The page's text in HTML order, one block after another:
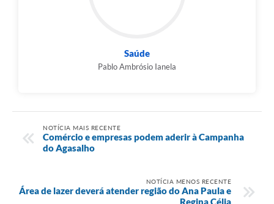
Saúde
Pablo Ambrósio Ianela
NOTÍCIA MAIS RECENTE
Comércio e empresas podem aderir à Campanha
do Agasalho
NOTÍCIA MENOS RECENTE
Área de lazer deverá atender região do Ana Paula e
Regina Célia